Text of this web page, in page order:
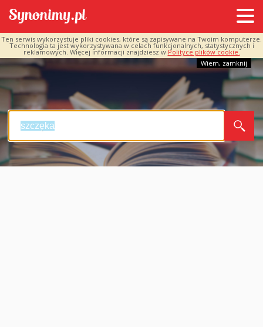
Ten serwis wykorzystuje pliki cookies, które są zapisywane na Twoim komputerze.
Technologia ta jest wykorzystywana w celach funkcjonalnych, statystycznych i
reklamowych. Więcej informacji znajdziesz w Polityce plików cookie.
Wiem, zamknij